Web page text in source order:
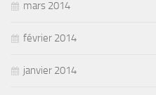
mars 2014
février 2014
janvier 2014